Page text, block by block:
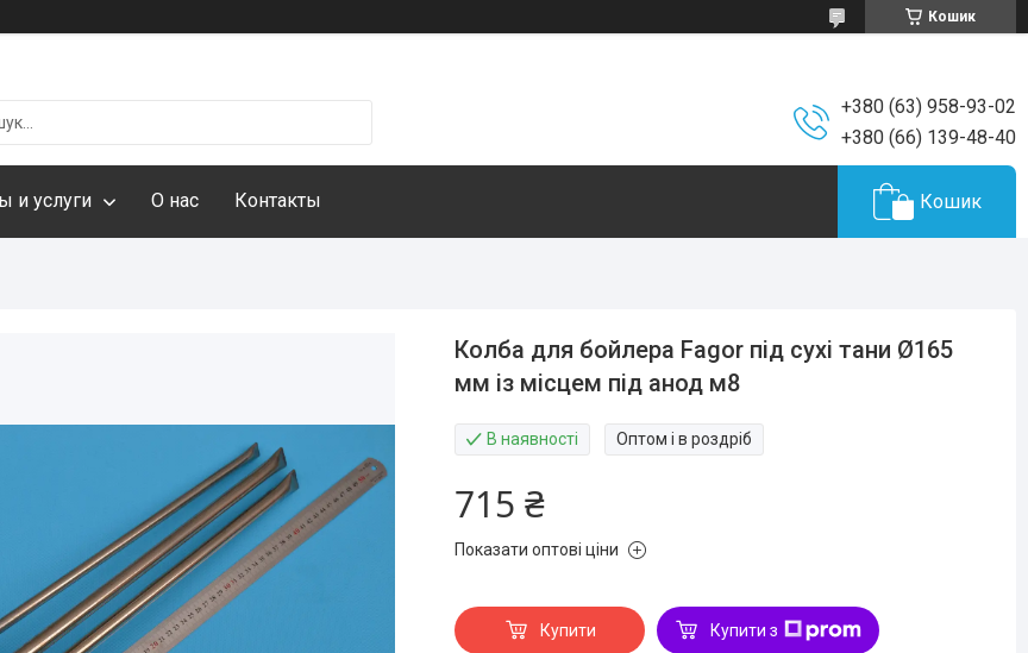
Кошик
+380 (63) 958-93-02
+380 (66) 139-48-40
и услуги О нас Контакты Кошик
Колба для бойлера Fagor під сухі тани Ø165
мм із місцем під анод м8
В наявності Оптом і в роздріб
715 ₴
Показати оптові ціни
Купити Купити з